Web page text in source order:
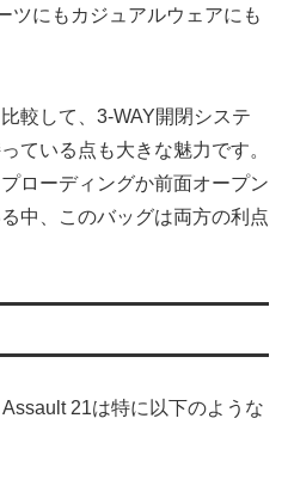
ツにもカジュアルウェアにも
較して、3-WAY開閉システ
ている点も大きな魅力です。
ローディングか前面オープン
中、このバッグは両方の利点
21は特に以下のような